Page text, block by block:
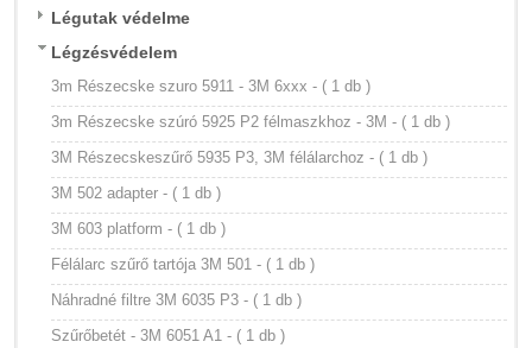
Légutak védelme
Légzésvédelem
3m Részecske szuro 5911 - 3M 6xxx - ( 1 db )
3m Részecske szúró 5925 P2 félmaszkhoz - 3M - ( 1 db )
3M Részecskeszűrő 5935 P3, 3M félálarchoz - ( 1 db )
3M 502 adapter - ( 1 db )
3M 603 platform - ( 1 db )
Félálarc szűrő tartója 3M 501 - ( 1 db )
Náhradné filtre 3M 6035 P3 - ( 1 db )
Szűrőbetét - 3M 6051 A1 - ( 1 db )